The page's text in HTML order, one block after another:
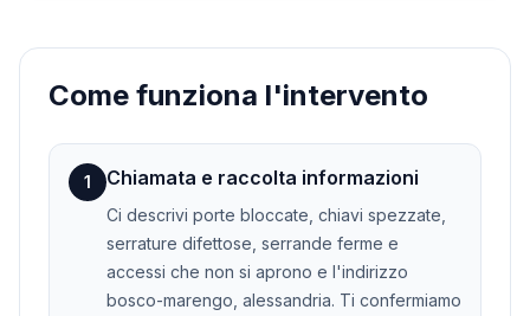
Come funziona l'intervento
1 Chiamata e raccolta informazioni
Ci descrivi porte bloccate, chiavi spezzate,
serrature difettose, serrande ferme e
accessi che non si aprono e l'indirizzo
bosco-marengo, alessandria. Ti confermiamo